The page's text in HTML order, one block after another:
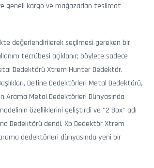
geneli kargo ve mağazadan teslimat
değerlendirilerek seçilmesi gereken bir
tecrübesi açıklanır; böylece sadece
Dedektörü Xtrem Hunter Dedektör.
Define Dedektörleri Metal Dedektörü,
Arama Metal Dedektörleri Dünyasında
özelliklerini geliştirdi ve "2 Box" adı
Dedektörü dendi. Xp Dedektör Xtrem
dedektörleri dünyasında yeni bir